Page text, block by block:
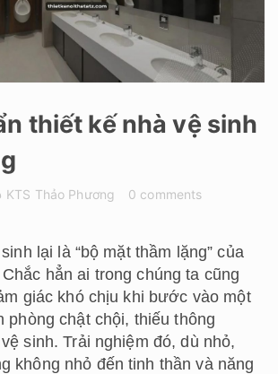
thiết kế nhà vệ sinh
KTS Thảo Phương 0 comments
lại là “bộ mặt thầm lặng” của
hẳn ai trong chúng ta cũng
giác khó chịu khi bước vào một
phòng chật chội, thiếu thông
sinh. Trải nghiệm đó, dù nhỏ,
không nhỏ đến tinh thần và năng